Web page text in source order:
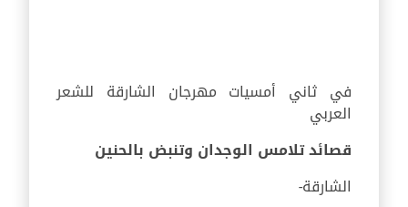
في ثاني أمسيات مهرجان الشارقة للشعر
العربي
قصائد تلامس الوجدان وتنبض بالحنين
الشارقة-